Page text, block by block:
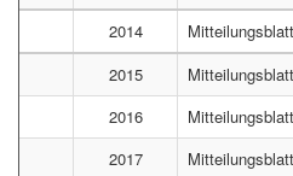
2014
Mitteilungsblatt
2015
Mitteilungsblatt
2016
Mitteilungsblatt
2017
Mitteilungsblatt